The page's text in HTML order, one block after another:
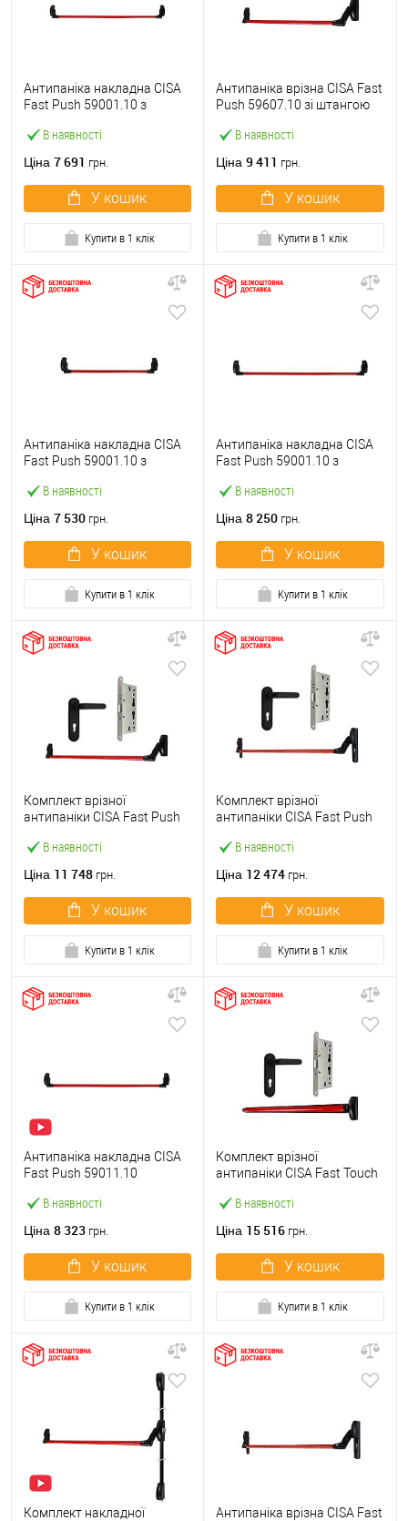
В наявності
Антипаніка накладна CISA
Fast Push 59001.10 з
мм червона
Ціна 7 691 грн.
У кошик
Купити в 1 клік
В наявності
Антипаніка врізна CISA Fast
Push 59607.10 зі штангою
Ціна 9 411 грн.
У кошик
Купити в 1 клік
В наявності
Антипаніка накладна CISA
Fast Push 59001.10 з
червона
Ціна 7 530 грн.
У кошик
Купити в 1 клік
В наявності
Антипаніка накладна CISA
Fast Push 59001.10 з
мм червона
Ціна 8 250 грн.
У кошик
Купити в 1 клік
В наявності
Комплект врізної
антипаніки CISA Fast Push
із замком та ручкою
Ціна 11 748 грн.
У кошик
Купити в 1 клік
В наявності
Комплект врізної
антипаніки CISA Fast Push
червоний із замком та
Ціна 12 474 грн.
У кошик
Купити в 1 клік
В наявності
Антипаніка накладна CISA
Fast Push 59011.10
штангою 1200 мм червона
Ціна 8 323 грн.
У кошик
Купити в 1 клік
В наявності
Комплект врізної
антипаніки CISA Fast Touch
із замком та ручкою
Ціна 15 516 грн.
У кошик
Купити в 1 клік
Комплект накладної
Антипаніка врізна CISA Fast